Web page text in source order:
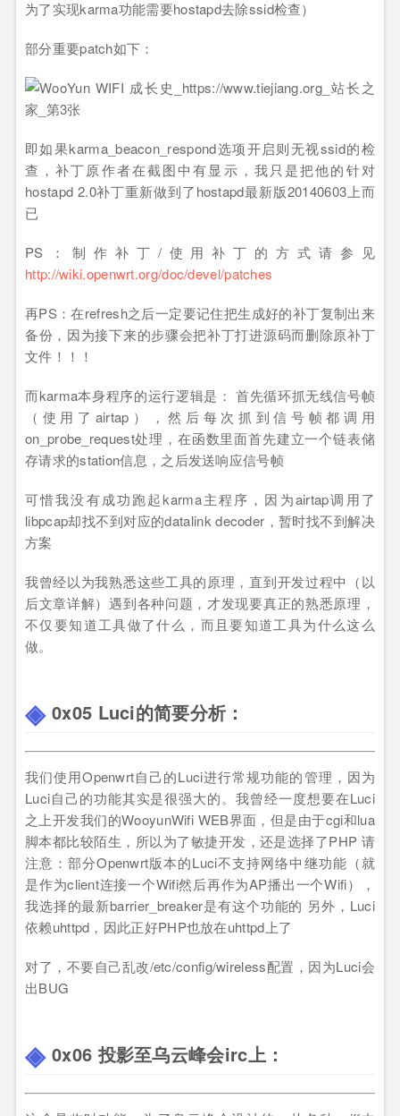
为了实现karma功能需要hostapd去除ssid检查）
部分重要patch如下：
即如果karma_beacon_respond选项开启则无视ssid的检
查，补丁原作者在截图中有显示，我只是把他的针对
hostapd 2.0补丁重新做到了hostapd最新版20140603上而
已
PS：制作补丁/使用补丁的方式请参见
http://wiki.openwrt.org/doc/devel/patches
再PS：在refresh之后一定要记住把生成好的补丁复制出来
备份，因为接下来的步骤会把补丁打进源码而删除原补丁
文件！！！
而karma本身程序的运行逻辑是： 首先循环抓无线信号帧
（使用了airtap），然后每次抓到信号帧都调用
on_probe_request处理，在函数里面首先建立一个链表储
存请求的station信息，之后发送响应信号帧
可惜我没有成功跑起karma主程序，因为airtap调用了
libpcap却找不到对应的datalink decoder，暂时找不到解决
方案
我曾经以为我熟悉这些工具的原理，直到开发过程中（以
后文章详解）遇到各种问题，才发现要真正的熟悉原理，
不仅要知道工具做了什么，而且要知道工具为什么这么
做。
0x05 Luci的简要分析：
我们使用Openwrt自己的Luci进行常规功能的管理，因为
Luci自己的功能其实是很强大的。我曾经一度想要在Luci
之上开发我们的WooyunWifi WEB界面，但是由于cgi和lua
脚本都比较陌生，所以为了敏捷开发，还是选择了PHP 请
注意：部分Openwrt版本的Luci不支持网络中继功能（就
是作为client连接一个Wifi然后再作为AP播出一个Wifi），
我选择的最新barrier_breaker是有这个功能的 另外，Luci
依赖uhttpd，因此正好PHP也放在uhttpd上了
对了，不要自己乱改/etc/config/wireless配置，因为Luci会
出BUG
0x06 投影至乌云峰会irc上：